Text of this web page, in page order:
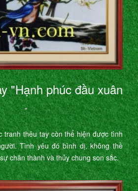
"Hạnh phúc đầu xuân
"
tranh thêu tay còn thể hiện được tình
Tình yêu đó bình dị, không thề
chân thành và thủy chung son sắc.